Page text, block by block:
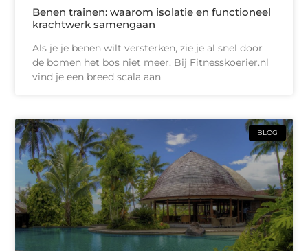
Benen trainen: waarom isolatie en functioneel
krachtwerk samengaan
Als je je benen wilt versterken, zie je al snel door
de bomen het bos niet meer. Bij Fitnesskoerier.nl
vind je een breed scala aan
BLOG